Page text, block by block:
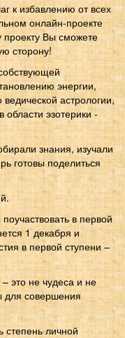
к избавлению от всех
онлайн-проекте
проекту Вы сможете
сторону!
энергии,
астрологии,
эзотерики -
знания, изучали
готовы поделиться
в первой
1 декабря и
в первой ступени –
это не чудеса и не
для совершения
личной